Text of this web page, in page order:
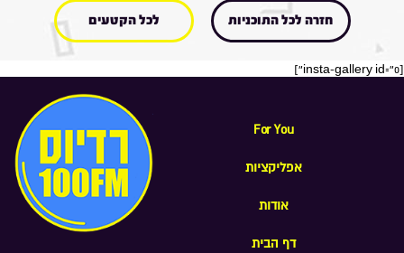
חזרה לכל התוכניות לכל הקטעים
[insta-gallery id="0"]
For You
אפליקציות
אודות
דף הבית